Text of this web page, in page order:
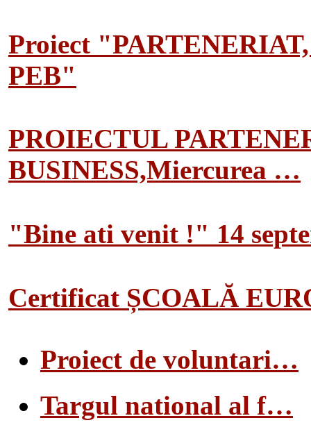
Proiect
PEB"
PROIECTUL
BUSINESS,Miercurea …
"Bine ati venit !" 14
Certificat ȘCOALĂ
Proiect de voluntari…
Targul national al f…